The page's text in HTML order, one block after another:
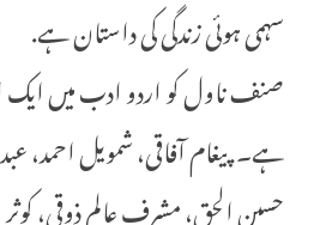
سہمی ہوئی زندگی کی داستان ہے.
صنف ناول کو اردو ادب میں
ہے۔ پیغام آفاقی، شمویل احمد،
حسین الحق، مشرف عالم ذوقی،